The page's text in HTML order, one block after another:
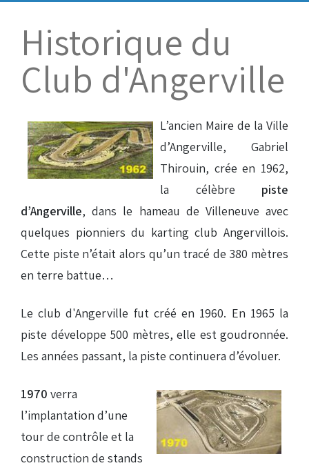
Historique du
Club d'Angerville
L’ancien Maire de la Ville
d’Angerville, Gabriel
Thirouin, crée en 1962,
la célèbre piste
d’Angerville, dans le hameau de Villeneuve avec
quelques pionniers du karting club Angervillois.
Cette piste n’était alors qu’un tracé de 380 mètres
en terre battue…
Le club d'Angerville fut créé en 1960. En 1965 la
piste développe 500 mètres, elle est goudronnée.
Les années passant, la piste continuera d’évoluer.
1970 verra
l’implantation d’une
tour de contrôle et la
construction de stands
Bénévoles
Les 50 ans du club
Dons aux associations
Vue aérienne
Accès au circuit
Chronos et Rapports
Horaires d'ouverture
Equipements Vidéo
Droits de piste